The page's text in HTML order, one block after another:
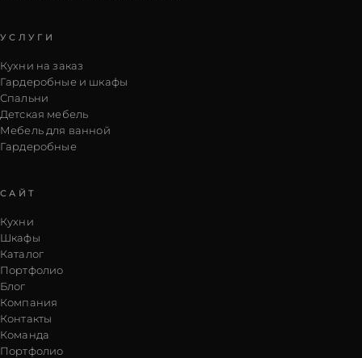
УСЛУГИ
Кухни на заказ
Гардеробные и шкафы
Спальни
Детская мебель
Мебель для ванной
Гардеробные
САЙТ
Кухни
Шкафы
Каталог
Портфолио
Блог
Компания
Контакты
Команда
Портфолио